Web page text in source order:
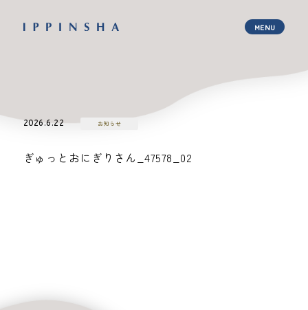
2026.6.22 お知らせ
ぎゅっとおにぎりさん_47578_02